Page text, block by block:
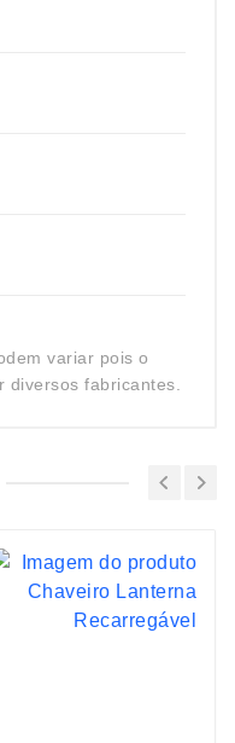
variar pois o
diversos fabricantes.